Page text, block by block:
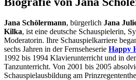
Jana Schölermann, bürgerlich Jana
Kilka, ist eine deutsche Schauspielerin,
Moderatorin. Ihre Schauspielkarriere
sechs Jahren in der Fernseheserie Happy
1992 bis 1994 Klavierunterricht und in
Tanzunterricht. Von 2001 bis 2005
Schauspielausbildung am